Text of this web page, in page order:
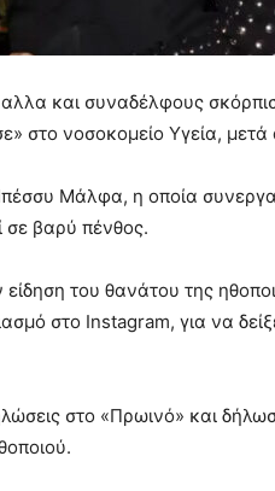
και συναδέλφους
στο νοσοκομείο Υγεία,
Μάλφα, η οποία
σε βαρύ πένθος.
του θανάτου της
στο Instagram, για να
στο «Πρωινό» και